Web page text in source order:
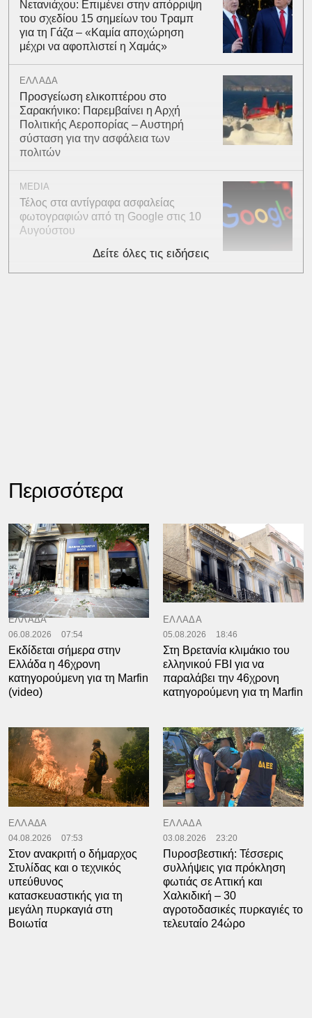
Νετανιάχου: Επιμένει στην απόρριψη
του σχεδίου 15 σημείων του Τραμπ
για τη Γάζα – «Καμία αποχώρηση
μέχρι να αφοπλιστεί η Χαμάς»
ΕΛΛΑΔΑ
Προσγείωση ελικοπτέρου στο
Σαρακήνικο: Παρεμβαίνει η Αρχή
Πολιτικής Αεροπορίας – Αυστηρή
σύσταση για την ασφάλεια των
πολιτών
MEDIA
Τέλος στα αντίγραφα ασφαλείας
φωτογραφιών από τη Google στις 10
Αυγούστου
Δείτε όλες τις ειδήσεις
Περισσότερα
ΕΛΛΑΔΑ
06.08.2026 07:54
Εκδίδεται σήμερα στην
Ελλάδα η 46χρονη
κατηγορούμενη για τη Marfin
(video)
ΕΛΛΑΔΑ
05.08.2026 18:46
Στη Βρετανία κλιμάκιο του
ελληνικού FBI για να
παραλάβει την 46χρονη
κατηγορούμενη για τη Marfin
ΕΛΛΑΔΑ
04.08.2026 07:53
Στον ανακριτή ο δήμαρχος
Στυλίδας και ο τεχνικός
υπεύθυνος
κατασκευαστικής για τη
μεγάλη πυρκαγιά στη
Βοιωτία
ΕΛΛΑΔΑ
03.08.2026 23:20
Πυροσβεστική: Τέσσερις
συλλήψεις για πρόκληση
φωτιάς σε Αττική και
Χαλκιδική – 30
αγροτοδασικές πυρκαγιές το
τελευταίο 24ώρο